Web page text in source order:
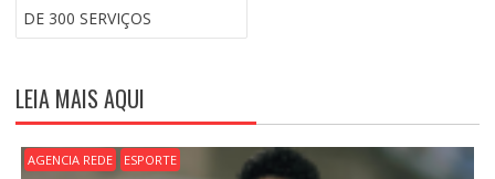
Ã
O
E
P
O
S
DE 300 SERVIÇOS
LEIA MAIS AQUI
AGENCIA REDE ESPORTE